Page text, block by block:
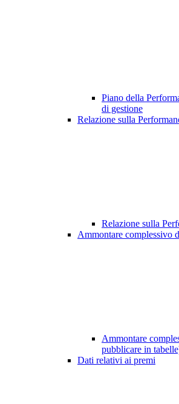
Piano della
di gestione
Relazione sulla
Relazione sulla
Ammontare complessivo
Ammontare
pubblicare in
Dati relativi ai premi